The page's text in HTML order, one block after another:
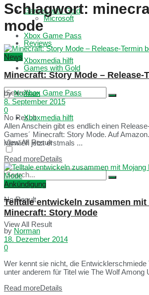
Games with Gold
Xbox Game Pass
Xboxmedia hilft
No Result
View All Result
Microsoft
Reviews
Games with Gold
Xbox Game Pass
Xboxmedia hilft
No Result
View All Result
Schlagwort:
mode
News
Minecraft: Story Mode – Release-
by Norman
8. September 2015
0
Allen Anschein gibt es endlich einen
Games´ Minecraft: Story Mode. Auf
nämlich jetzt erstmals ...
Read moreDetails
Ankündigung
Telltale entwickeln zusammen mit
Minecraft: Story Mode
by Norman
18. Dezember 2014
0
Wer kennt sie nicht, die Entwicklerschmiede
unter anderem für Titel wie The Wolf Among
Read moreDetails